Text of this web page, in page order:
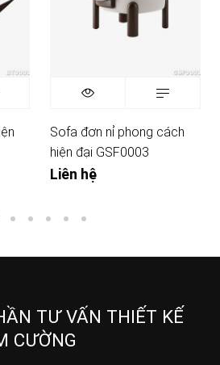
Sofa đơn nỉ phong cách
hiện đại GSF0003
Liên hệ
TƯ VẤN THIẾT KẾ
CƯỜNG